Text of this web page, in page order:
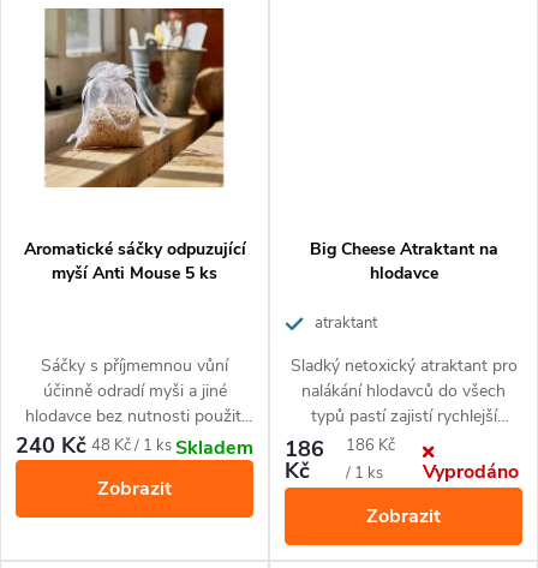
Aromatické sáčky odpuzující
myší Anti Mouse 5 ks
Sáčky s příjmemnou vůní
účinně odradí myši a jiné
hlodavce bez nutnosti použití
chemikálie nebo elektronického
zařízení.
240 Kč Měrná
48 Kč / 1 ksSkladem
Zobrazit
Big Cheese Atraktant na
hlodavce
atraktant
Sladký netoxický atraktant pro
nalákání hlodavců do všech
typů pastí zajistí rychlejší
odchyt. Obsah tuby vystačí až
na 60 pastí.
186
Kč
Měrná
cena:
186 Kč
/ 1 ks
Vyprodáno
Zobrazit